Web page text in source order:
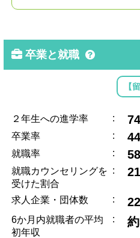
卒業と就職
【
２年生への進学率 :
卒業率 :
就職率 :
就職カウンセリングを
受けた割合
:
求人企業・団体数 :
6か月内就職者の平均
初年収
: